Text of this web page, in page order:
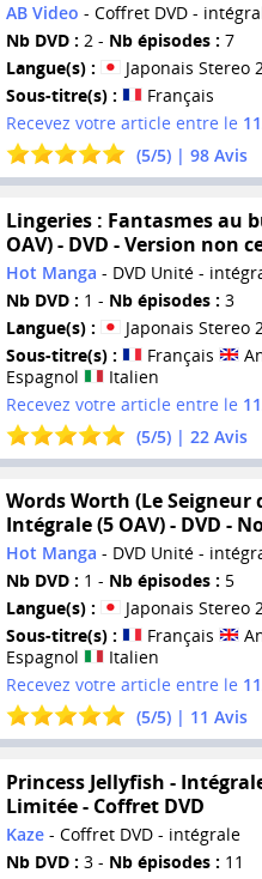
AB Video - Coffret DVD -
Nb DVD : 2 - Nb épisodes : 7
Langue(s) :
Japonais Stereo
Sous-titre(s) :
Français
Recevez votre article entre le
(5/5) | 98Avis
Lingeries : Fantasmes au
OAV) - DVD - Version non
Hot Manga - DVD Unité -
Nb DVD : 1 - Nb épisodes : 3
Langue(s) :
Japonais Stereo
Sous-titre(s) :
Français
Espagnol
Italien
Recevez votre article entre le
(5/5) | 22Avis
Words Worth (Le Seigneur
Intégrale (5 OAV) - DVD -
Hot Manga - DVD Unité -
Nb DVD : 1 - Nb épisodes : 5
Langue(s) :
Japonais Stereo
Sous-titre(s) :
Français
Espagnol
Italien
Recevez votre article entre le
(5/5) | 11 Avis
Princess Jellyfish -
Limitée - Coffret DVD
Kaze- Coffret DVD - intégrale
Nb DVD : 3 - Nb épisodes : 11